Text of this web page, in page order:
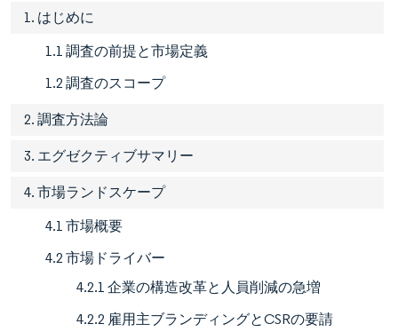
1. はじめに
1.1 調査の前提と市場定義
1.2 調査のスコープ
2. 調査方法論
3. エグゼクティブサマリー
4. 市場ランドスケープ
4.1 市場概要
4.2 市場ドライバー
4.2.1 企業の構造改革と人員削減の急増
4.2.2 雇用主ブランディングとCSRの要請